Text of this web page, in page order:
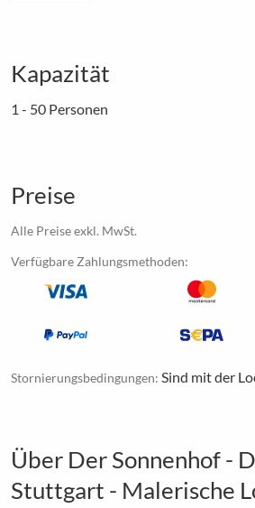
Kapazität
1 - 50 Personen
Preise
Alle Preise exkl. MwSt.
Verfügbare Zahlungsmethoden:
Stornierungsbedingungen: Sind mit der
Über Der Sonnenhof -
Stuttgart - Malerische